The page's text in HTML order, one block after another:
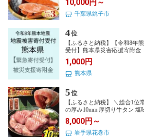
10,000円～
千葉県銚子市
4位
【ふるさと納税】【令和8年
受付】熊本県災害応援寄附金
1,000円
熊本県
5位
【ふるさと納税】 ＼総合1位
の厚み10mm 厚切り牛タン 塩
8,000円～
岩手県花巻市